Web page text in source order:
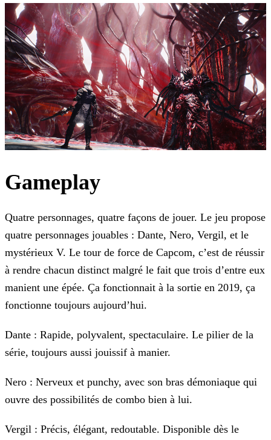
Gameplay
Quatre personnages, quatre façons de jouer. Le jeu propose
quatre personnages jouables : Dante, Nero, Vergil, et le
mystérieux V. Le tour de force de Capcom, c’est de réussir
à rendre chacun distinct malgré le fait que trois d’entre eux
manient une épée. Ça fonctionnait à la sortie en 2019, ça
fonctionne toujours aujourd’hui.
Dante : Rapide, polyvalent, spectaculaire. Le pilier de la
série, toujours aussi jouissif à manier.
Nero : Nerveux et punchy, avec son bras démoniaque qui
ouvre des possibilités de combo bien à lui.
Vergil : Précis, élégant, redoutable. Disponible dès le